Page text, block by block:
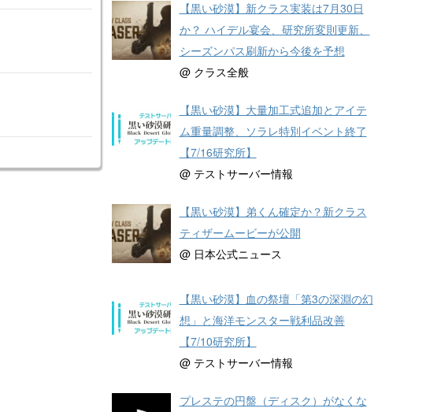
【黒い砂漠】新クラス実装は7月30日
か？ ハイデル宴会、研究所変則更新、
シーズンパス刷新から今後を予想
@ クラス全般
【黒い砂漠】大量加工式追加とアイテ
ム重量調整、ソラレ特別イベント終了
【7/16研究所】
@ テストサーバー情報
【黒い砂漠】弟くん確定か？新クラス
ティザームービーが公開
@ 日本公式ニュース
【黒い砂漠】血の祭壇「第3の深淵の幻
想」と海洋モンスター戦利品改善
【7/10研究所】
@ テストサーバー情報
プレステの円盤（ディスク）がなくな